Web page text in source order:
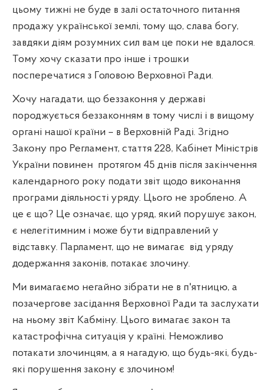
цьому тижні не буде в залі остаточного питання
продажу української землі, тому що, слава богу,
завдяки діям розумних сил вам це поки не вдалося.
Тому хочу сказати про інше і трошки
посперечатися з Головою Верховної Ради.
Хочу нагадати, що беззаконня у державі
породжується беззаконням в тому числі і в вищому
органі нашої країни – в Верховній Раді. Згідно
Закону про Регламент, стаття 228, Кабінет Міністрів
України повинен протягом 45 днів після закінчення
календарного року подати звіт щодо виконання
програми діяльності уряду. Цього не зроблено. А
це є що? Це означає, що уряд, який порушує закон,
є нелегітимним і може бути відправлений у
відставку. Парламент, що не вимагає від уряду
додержання законів, потакає злочину.
Ми вимагаємо негайно зібрати не в п'ятницю, а
позачергове засідання Верховної Ради та заслухати
на ньому звіт Кабміну. Цього вимагає закон та
катастрофічна ситуація у країні. Неможливо
потакати злочинцям, а я нагадую, що будь-які, будь-
які порушення закону є злочином!